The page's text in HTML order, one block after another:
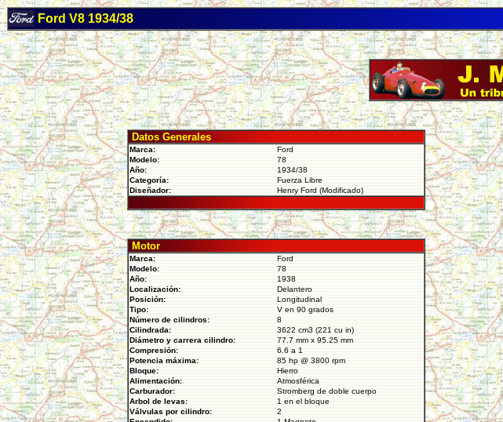
Ford V8 1934/38
Datos Generales
Marca:
Ford
Modelo:
78
Año:
1934/38
Categoría:
Fuerza Libre
Diseñador:
Henry Ford (Modificado)
Motor
Marca:
Ford
Modelo:
78
Año:
1938
Localización:
Delantero
Posición:
Longitudinal
Tipo:
V en 90 grados
Número de cilindros:
8
Cilindrada:
3622 cm3 (221 cu in)
Diámetro y carrera cilindro:
77.7 mm x 95.25 mm
Compresión:
6.6 a 1
Potencia máxima:
85 hp @ 3800 rpm
Bloque:
Hierro
Alimentación:
Atmosférica
Carburador:
Stromberg de doble cuerpo
Arbol de levas:
1 en el bloque
Válvulas por cilindro:
2